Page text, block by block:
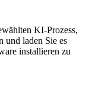
KI-Prozess,
und laden Sie es
installieren zu